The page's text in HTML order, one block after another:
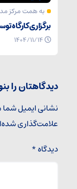
به همت مرکز
برگزاری کارگاه
دیدگاهتان را
نشانی ایمیل
علامت‌گذاری
دیدگاه*